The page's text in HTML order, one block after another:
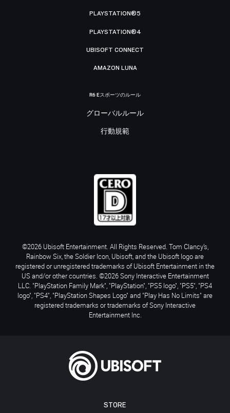
STORE
PLAYSTATION®5
PLAYSTATION®4
UBISOFT CONNECT
AMAZON LUNA
R6 Eスポーツのルール
グローバルルール
行動規範
©2026 Ubisoft Entertainment. All Rights Reserved. Tom Clancy’s,
Rainbow Six, the Soldier Icon, Ubisoft, and the Ubisoft logo are
registered or unregistered trademarks of Ubisoft Entertainment in the
US and/or other countries. ©2026 Sony Interactive Entertainment
LLC. "PlayStation Family Mark", "PlayStation", "PS5 logo", "PS5", "PS4
logo", "PS4", "PlayStation Shapes Logo" and "Play Has No Limits" are
registered trademarks or trademarks of Sony Interactive
Entertainment Inc.